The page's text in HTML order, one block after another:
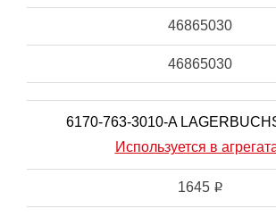
46865030
46865030
6170-763-3010-A
Используется в
1645 i